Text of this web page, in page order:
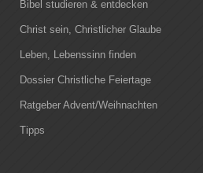
Bibel studieren & entdecken
Christ sein, Christlicher Glaube
Leben, Lebenssinn finden
Dossier Christliche Feiertage
Ratgeber Advent/Weihnachten
Tipps